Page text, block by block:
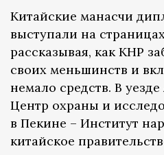
Китайские манасчи
выступали на
рассказывая, как КНР
своих меньшинств и
немало средств. В
Центр охраны и
в Пекине – Институт
китайское